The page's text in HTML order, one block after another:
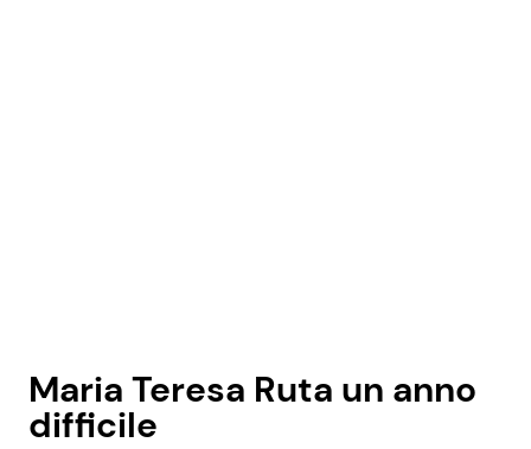
Maria Teresa Ruta un anno
difficile